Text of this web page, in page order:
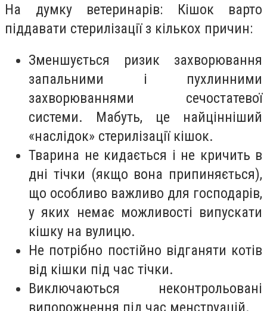
На думку ветеринарів: Кішок варто
піддавати стерилізації з кількох причин:
Зменшується ризик захворювання
запальними і пухлинними
захворюваннями сечостатевої
системи. Мабуть, це найцінніший
«наслідок» стерилізації кішок.
Тварина не кидається і не кричить в
дні тічки (якщо вона припиняється),
що особливо важливо для господарів,
у яких немає можливості випускати
кішку на вулицю.
Не потрібно постійно відганяти котів
від кішки під час тічки.
Виключаються неконтрольовані
випорожнення під час менструацій.